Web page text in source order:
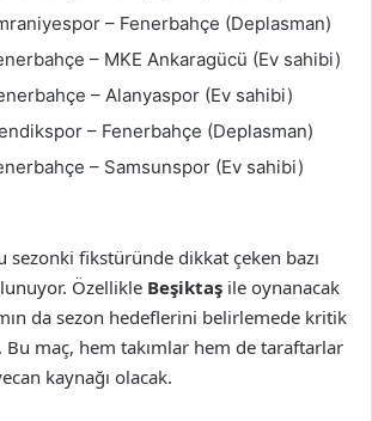
– Fenerbahçe (Deplasman)
– MKE Ankaragücü (Ev sahibi)
– Alanyaspor (Ev sahibi)
– Fenerbahçe (Deplasman)
– Samsunspor (Ev sahibi)
sezonki fikstüründe dikkat çeken bazı
Özellikle Beşiktaş ile oynanacak
da sezon hedeflerini belirlemede kritik
maç, hem takımlar hem de taraftarlar
kaynağı olacak.